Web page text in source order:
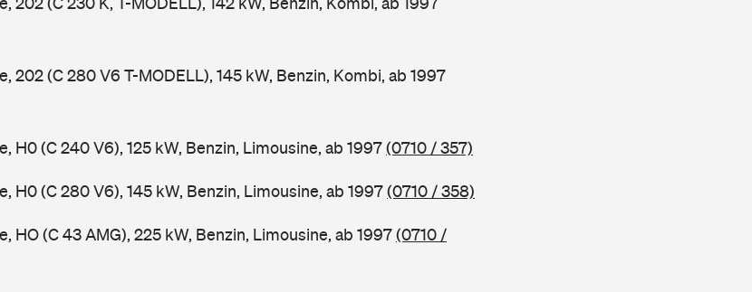
202 (C 280 V6 T-MODELL), 145 kW, Benzin, Kombi, ab 1997
H0 (C 240 V6), 125 kW, Benzin, Limousine, ab 1997(0710 / 357)
H0 (C 280 V6), 145 kW, Benzin, Limousine, ab 1997(0710 / 358)
HO (C 43 AMG), 225 kW, Benzin, Limousine, ab 1997(0710 /